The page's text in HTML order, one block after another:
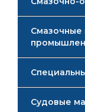
Судовые